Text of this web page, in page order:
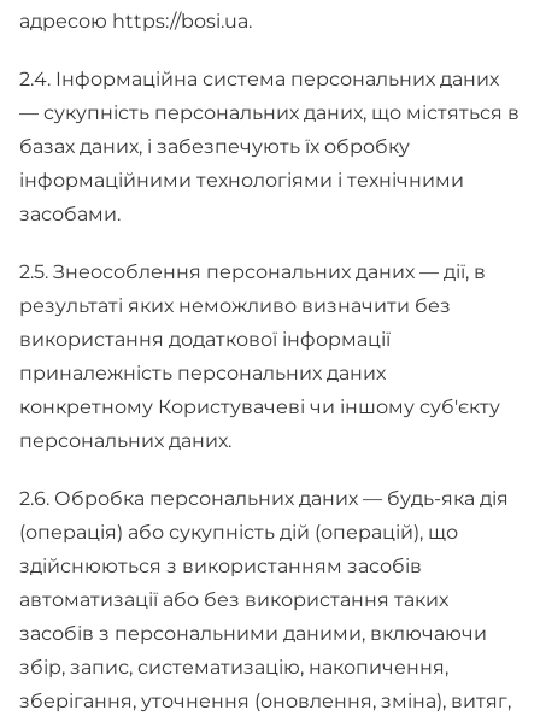
адресою https://bosi.ua.
2.4. Інформаційна система персональних даних
— сукупність персональних даних, що містяться в
базах даних, і забезпечують їх обробку
інформаційними технологіями і технічними
засобами.
2.5. Знеособлення персональних даних — дії, в
результаті яких неможливо визначити без
використання додаткової інформації
приналежність персональних даних
конкретному Користувачеві чи іншому суб'єкту
персональних даних.
2.6. Обробка персональних даних — будь-яка дія
(операція) або сукупність дій (операцій), що
здійснюються з використанням засобів
автоматизації або без використання таких
засобів з персональними даними, включаючи
збір, запис, систематизацію, накопичення,
зберігання, уточнення (оновлення, зміна), витяг,